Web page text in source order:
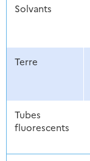
Solvants
Terre
Tubes
fluorescents